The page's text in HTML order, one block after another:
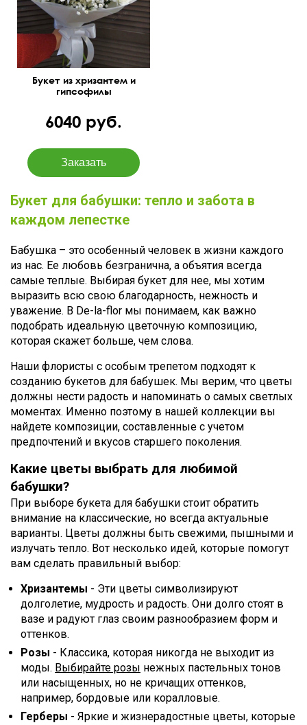
Букет из хризантем и
гипсофилы
6040 руб.
Букет для бабушки: тепло и забота в
каждом лепестке
Бабушка – это особенный человек в жизни каждого
из нас. Ее любовь безгранична, а объятия всегда
самые теплые. Выбирая букет для нее, мы хотим
выразить всю свою благодарность, нежность и
уважение. В De-la-flor мы понимаем, как важно
подобрать идеальную цветочную композицию,
которая скажет больше, чем слова.
Наши флористы с особым трепетом подходят к
созданию букетов для бабушек. Мы верим, что цветы
должны нести радость и напоминать о самых светлых
моментах. Именно поэтому в нашей коллекции вы
найдете композиции, составленные с учетом
предпочтений и вкусов старшего поколения.
Какие цветы выбрать для любимой
бабушки?
При выборе букета для бабушки стоит обратить
внимание на классические, но всегда актуальные
варианты. Цветы должны быть свежими, пышными и
излучать тепло. Вот несколько идей, которые помогут
вам сделать правильный выбор:
Хризантемы - Эти цветы символизируют
долголетие, мудрость и радость. Они долго стоят в
вазе и радуют глаз своим разнообразием форм и
оттенков.
Розы - Классика, которая никогда не выходит из
моды. Выбирайте розы нежных пастельных тонов
или насыщенных, но не кричащих оттенков,
например, бордовые или коралловые.
Герберы - Яркие и жизнерадостные цветы, которые